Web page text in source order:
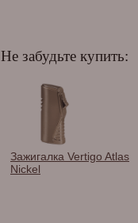
Не забудьте купить:
Зажигалка Vertigo Atlas
Nickel